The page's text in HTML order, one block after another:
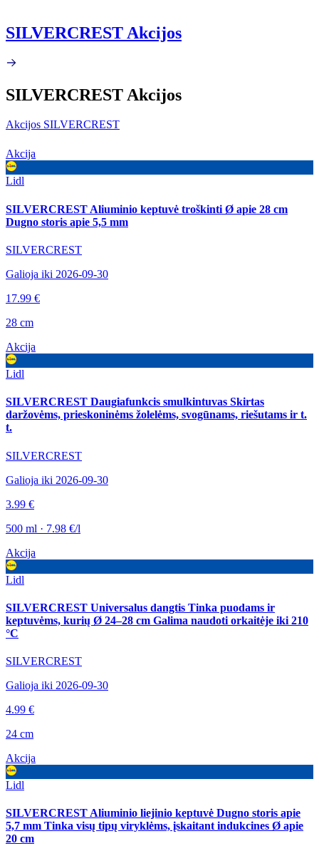
SILVERCREST Akcijos
SILVERCREST Akcijos
Akcijos SILVERCREST
Akcija
Lidl
SILVERCREST Aliuminio keptuvė troškinti Ø apie 28 cm
Dugno storis apie 5,5 mm
SILVERCREST
Galioja iki 2026-09-30
17.99 €
28 cm
Akcija
Lidl
SILVERCREST Daugiafunkcis smulkintuvas Skirtas
daržovėms, prieskoninėms žolelėms, svogūnams, riešutams ir t.
t.
SILVERCREST
Galioja iki 2026-09-30
3.99 €
500 ml · 7.98 €/l
Akcija
Lidl
SILVERCREST Universalus dangtis Tinka puodams ir
keptuvėms, kurių Ø 24–28 cm Galima naudoti orkaitėje iki 210
°C
SILVERCREST
Galioja iki 2026-09-30
4.99 €
24 cm
Akcija
Lidl
SILVERCREST Aliuminio liejinio keptuvė Dugno storis apie
5,7 mm Tinka visų tipų viryklėms, įskaitant indukcines Ø apie
20 cm